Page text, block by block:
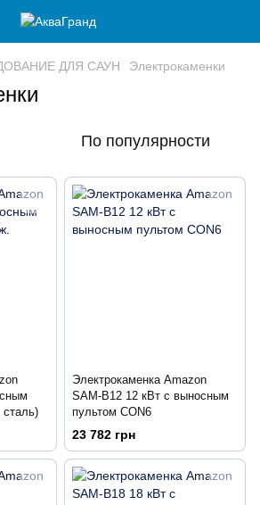
ДЛЯ САУН Электрокаменки
По популярности
Электрокаменка Amazon
SAM-B12 12 кВт с выносным
пультом CON6
23 782 грн